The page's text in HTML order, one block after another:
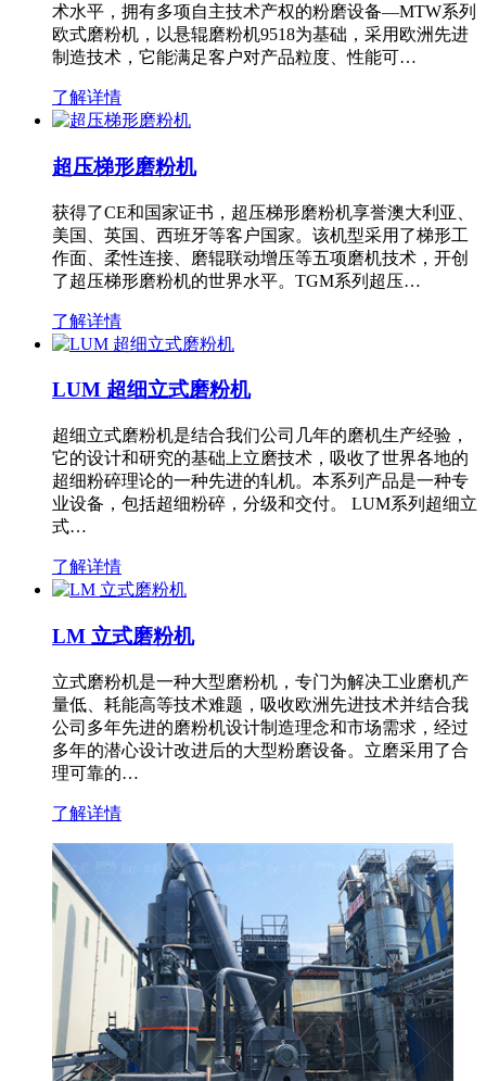
术水平，拥有多项自主技术产权的粉磨设备—MTW系列
欧式磨粉机，以悬辊磨粉机9518为基础，采用欧洲先进
制造技术，它能满足客户对产品粒度、性能可…
了解详情
超压梯形磨粉机
获得了CE和国家证书，超压梯形磨粉机享誉澳大利亚、
美国、英国、西班牙等客户国家。该机型采用了梯形工
作面、柔性连接、磨辊联动增压等五项磨机技术，开创
了超压梯形磨粉机的世界水平。TGM系列超压…
了解详情
LUM 超细立式磨粉机
超细立式磨粉机是结合我们公司几年的磨机生产经验，
它的设计和研究的基础上立磨技术，吸收了世界各地的
超细粉碎理论的一种先进的轧机。本系列产品是一种专
业设备，包括超细粉碎，分级和交付。 LUM系列超细立
式…
了解详情
LM 立式磨粉机
立式磨粉机是一种大型磨粉机，专门为解决工业磨机产
量低、耗能高等技术难题，吸收欧洲先进技术并结合我
公司多年先进的磨粉机设计制造理念和市场需求，经过
多年的潜心设计改进后的大型粉磨设备。立磨采用了合
理可靠的…
了解详情